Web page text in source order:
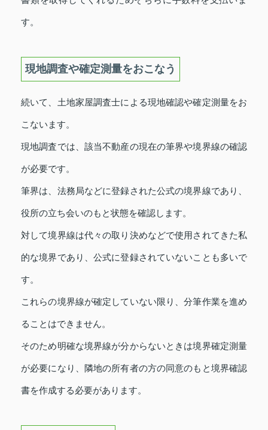
す。
現地調査や確定測量をおこなう
続いて、土地家屋調査士による現地確認や確定測量をお
こないます。
現地調査では、該当不動産の現在の筆界や境界線の確認
が必要です。
筆界は、法務局などに登録された公式の境界線であり、
役所の立ち会いのもと状態を確認します。
対して境界線は代々の取り決めなどで使用されてきた私
的な境界であり、公式に登録されていないことも多いで
す。
これらの境界線が確定していない限り、分筆作業を進め
ることはできません。
そのため明確な境界線が分からないときは境界確定測量
が必要になり、隣地の所有者の方の同意のもと境界確認
書を作成する必要があります。